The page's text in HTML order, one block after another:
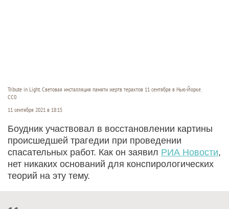
Tribute in Light. Световая инсталляция памяти жертв терактов 11 сентября в Нью-Йорке.
CC0
11 сентября 2021 в 18:15
Боудник участвовал в восстановлении картины
происшедшей трагедии при проведении
спасательных работ. Как он заявил РИА Новости,
нет никаких оснований для конспирологических
теорий на эту тему.